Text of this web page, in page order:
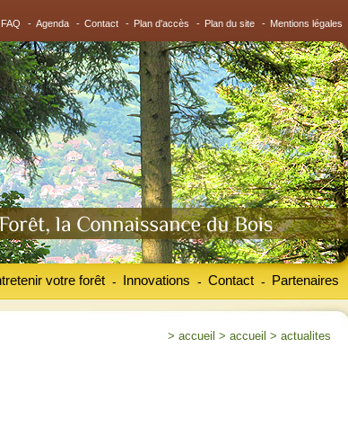
FAQ - Agenda - Contact - Plan d'accès - Plan du site - Mentions légales
votre forêt Innovations
- Contact
- Partenaires
-
> accueil > accueil > actualites